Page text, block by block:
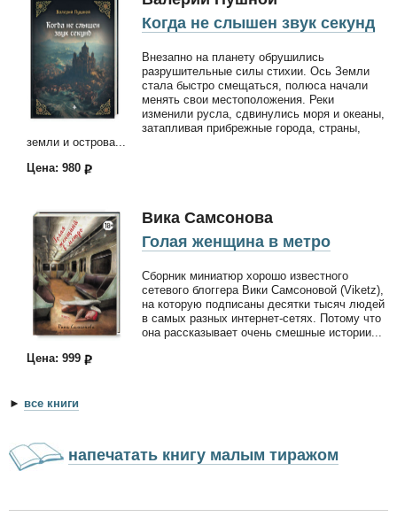
Когда не слышен звук секунд
Внезапно на планету обрушились
разрушительные силы стихии. Ось Земли
стала быстро смещаться, полюса начали
менять свои местоположения. Реки
изменили русла, сдвинулись моря и океаны,
затапливая прибрежные города, страны,
земли и острова...
Цена: 980
Вика Самсонова
Голая женщина в метро
Сборник миниатюр хорошо известного
сетевого блоггера Вики Самсоновой (Viketz),
на которую подписаны десятки тысяч людей
в самых разных интернет-сетях. Потому что
она рассказывает очень смешные истории...
Цена: 999
► все книги
напечатать книгу малым тиражом